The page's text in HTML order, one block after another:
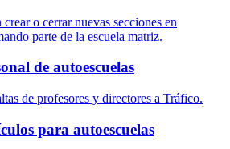
o cerrar nuevas secciones en
parte de la escuela matriz.
de autoescuelas
de profesores y directores a Tráfico.
para autoescuelas